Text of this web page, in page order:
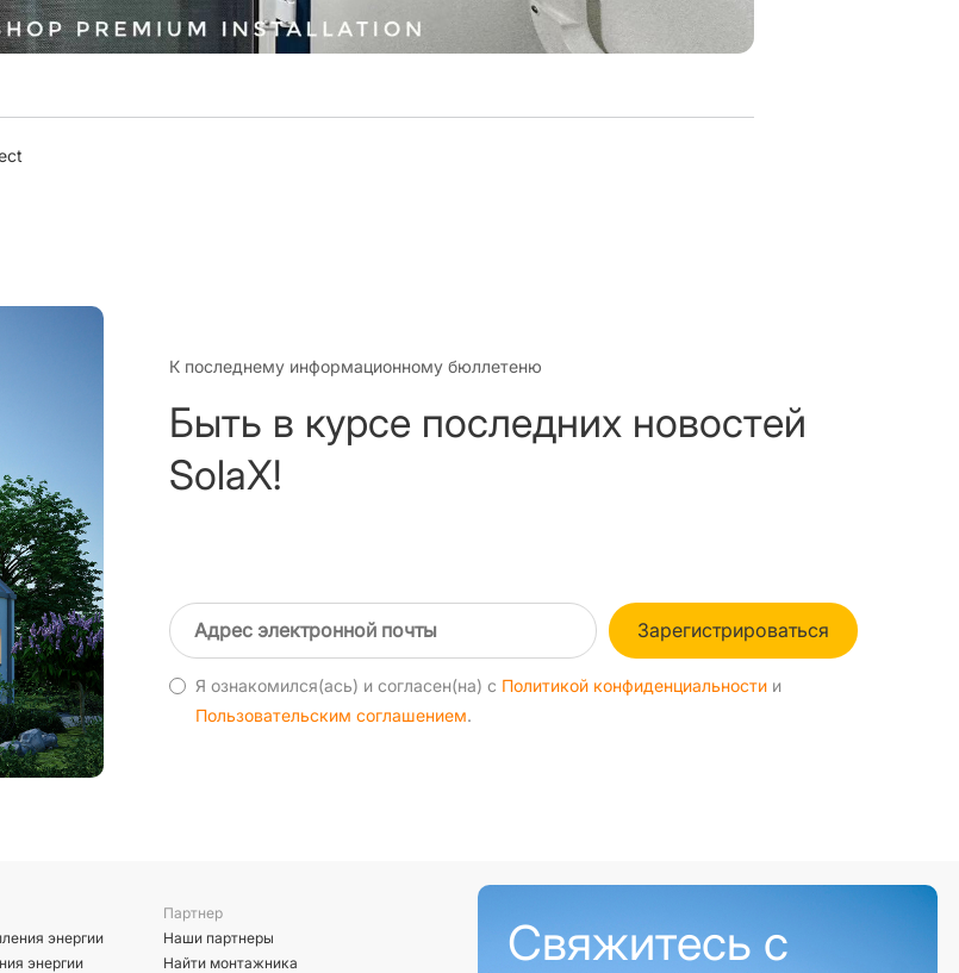
К последнему информационному бюллетеню
Быть в курсе последних новостей
SolaX!
Зарегистрироваться
Я ознакомился(ась) и согласен(на) с Политикой конфиденциальности и
Пользовательским соглашением.
энергии
энергии
Партнер
Наши партнеры
Найти монтажника
Свяжитесь с